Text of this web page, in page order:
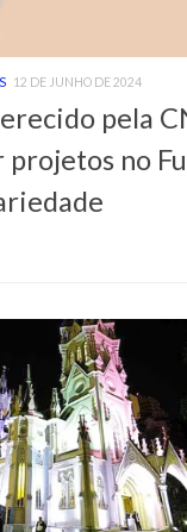
12 DE JUNHO DE 2024
pela
projetos no